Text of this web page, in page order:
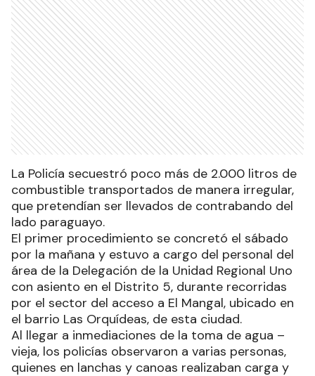
La Policía secuestró poco más de 2.000 litros de
combustible transportados de manera irregular,
que pretendían ser llevados de contrabando del
lado paraguayo.
El primer procedimiento se concretó el sábado
por la mañana y estuvo a cargo del personal del
área de la Delegación de la Unidad Regional Uno
con asiento en el Distrito 5, durante recorridas
por el sector del acceso a El Mangal, ubicado en
el barrio Las Orquídeas, de esta ciudad.
Al llegar a inmediaciones de la toma de agua –
vieja, los policías observaron a varias personas,
quienes en lanchas y canoas realizaban carga y